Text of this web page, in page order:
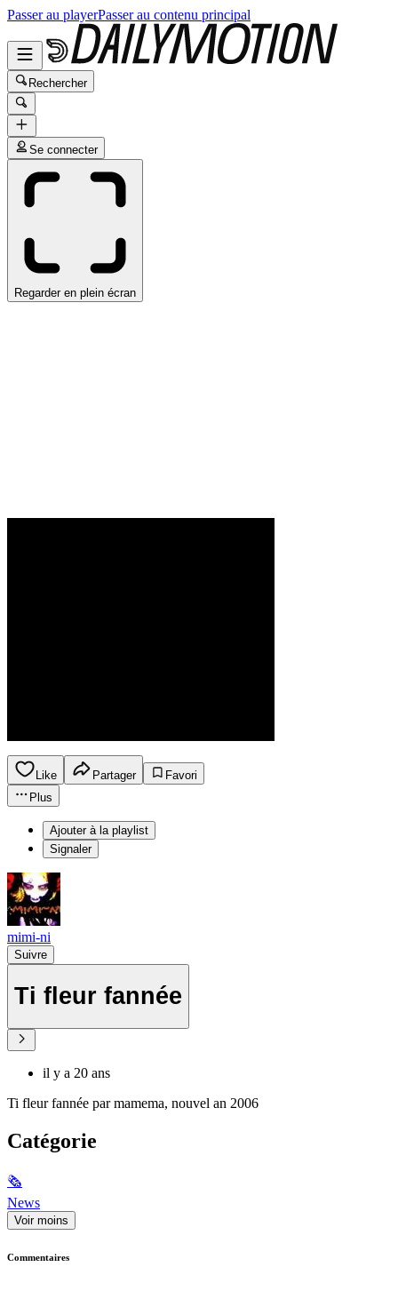
Passer au playerPasser au contenu principal
Rechercher
Se connecter
Regarder en plein écran
Like Partager
Favori
Plus
Ajouter à la playlist
Signaler
mimi-ni
Suivre
Ti fleur fannée
il y a 20 ans
Ti fleur fannée par mamema, nouvel an 2006
Catégorie
🗞
News
Voir moins
Commentaires